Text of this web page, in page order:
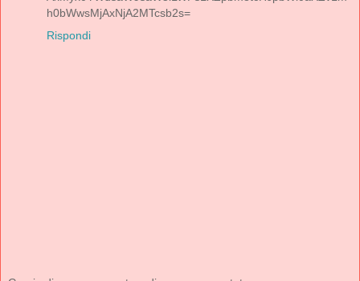
h0bWwsMjAxNjA2MTcsb2s=
Rispondi